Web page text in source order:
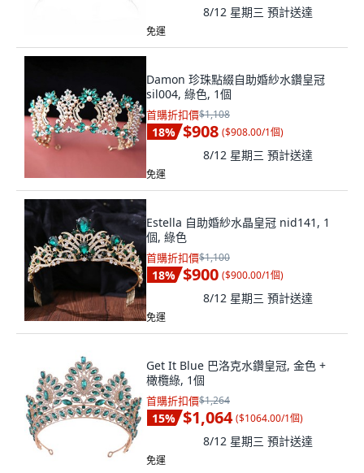
8/12 星期三 預計送達
免運
Damon 珍珠點綴自助婚紗水鑽皇冠
sil004, 綠色, 1個
首購折扣價$1,108
18% $908 ($908.00/1個)
8/12 星期三 預計送達
免運
Estella 自助婚紗水晶皇冠 nid141, 1
個, 綠色
首購折扣價$1,100
18% $900 ($900.00/1個)
8/12 星期三 預計送達
免運
Get It Blue 巴洛克水鑽皇冠, 金色 +
橄欖綠, 1個
首購折扣價$1,264
15% $1,064 ($1064.00/1個)
8/12 星期三 預計送達
免運